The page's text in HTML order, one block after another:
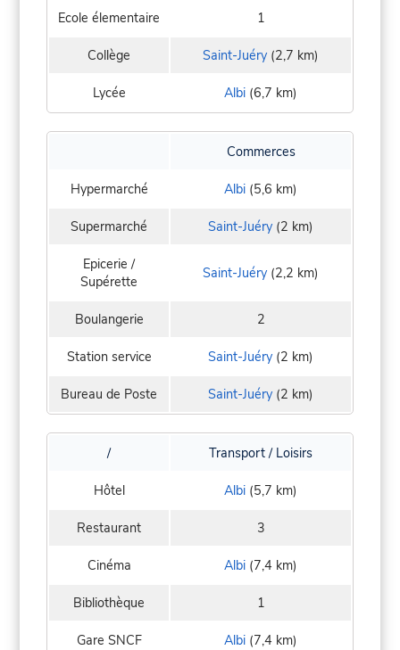
Ecole élementaire 1
Collège Saint-Juéry (2,7 km)
Lycée Albi (6,7 km)
Commerces
Hypermarché Albi (5,6 km)
Supermarché Saint-Juéry (2 km)
Epicerie /
Supérette
Saint-Juéry (2,2 km)
Boulangerie 2
Station service Saint-Juéry (2 km)
Bureau de Poste Saint-Juéry (2 km)
/ Transport / Loisirs
Hôtel Albi (5,7 km)
Restaurant 3
Cinéma Albi (7,4 km)
Bibliothèque 1
Gare SNCF Albi (7,4 km)